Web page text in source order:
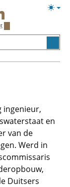
ingenieur,
en
van de
Werd in
Duitsers